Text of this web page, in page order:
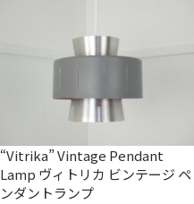
“Vitrika” Vintage Pendant
Lamp ヴィトリカ ビンテージ ペ
ンダントランプ